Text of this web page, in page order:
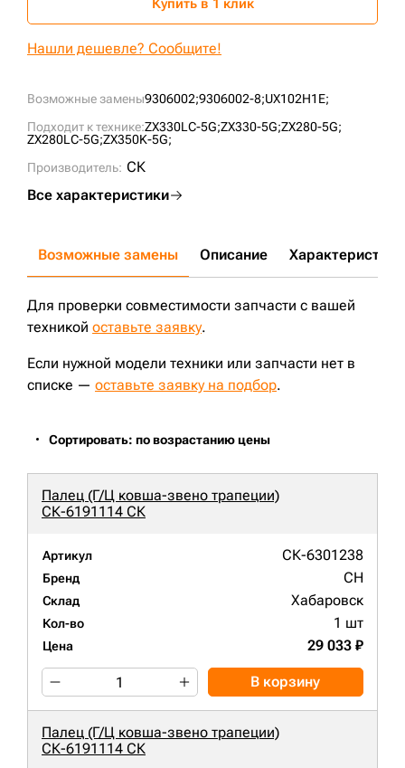
Возможные замены9306002;9306002-8;UX102H1E;
Подходит к технике:ZX330LC-5G;ZX330-5G;ZX280-5G;
ZX280LC-5G;ZX350K-5G;
Производитель: СК
Все характеристики
Купить в 1 клик
Нашли дешевле? Сообщите!
Возможные замены Описание Характеристики
Для проверки совместимости запчасти с вашей
техникой оставьте заявку.
Если нужной модели техники или запчасти нет в
списке — оставьте заявку на подбор.
Сортировать: по возрастанию цены
Палец (Г/Ц ковша-звено трапеции)
СК-6191114 СК
Артикул СК-6301238
Бренд CH
Склад Хабаровск
Кол-во 1 шт
Цена 29 033 ₽
В корзину
Палец (Г/Ц ковша-звено трапеции)
СК-6191114 СК